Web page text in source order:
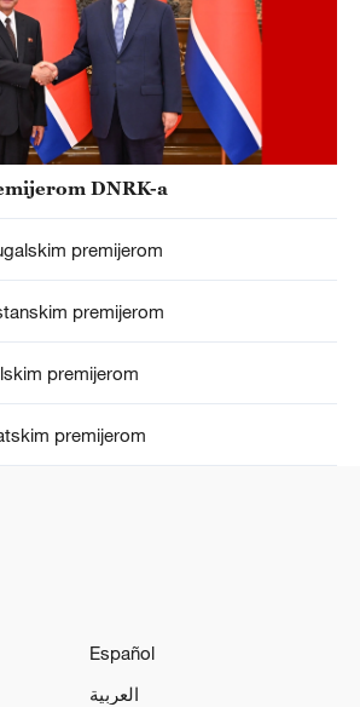
DNRK-a
premijerom
premijerom
premijerom
premijerom
Español
العربية